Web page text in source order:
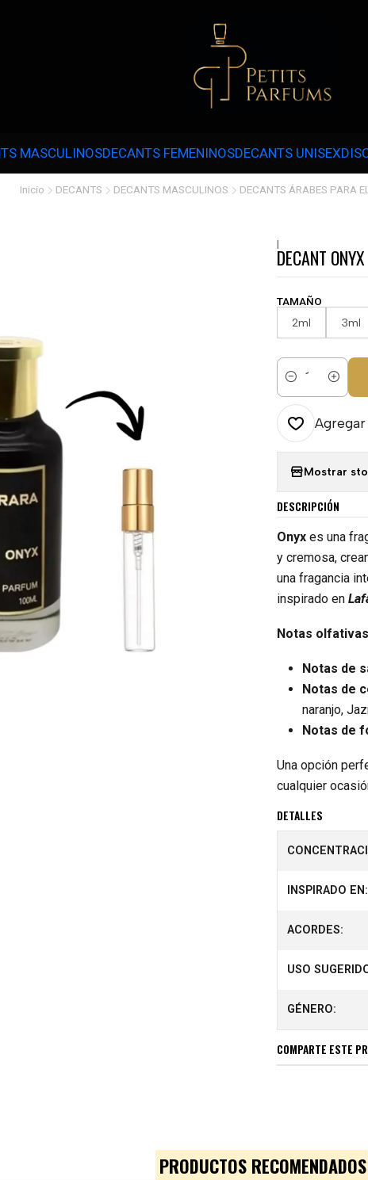
MASCULINOSDECANTS FEMENINOSDECANTS UNISEX
Inicio DECANTS DECANTS MASCULINOS DECANTS ÁRABES PARA
|
DECANT
TAMAÑO
2ml 3ml
Cantidad
Mostrar
DESCRIPCIÓN
Onyx es una
y cremosa,
una fragancia
inspirado en
Notas
Notas de
Notas de
naranjo,
Notas de
Una opción
cualquier
DETALLES
INSPIRADO EN:
ACORDES:
USO
GÉNERO:
COMPARTE ESTE
PRODUCTOS RECOMENDADOS